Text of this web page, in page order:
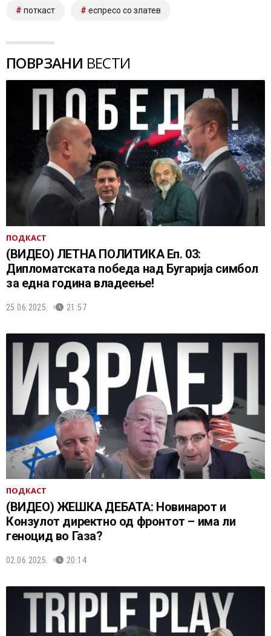
поткаст еспресо со златев
ПОВРЗАНИ ВЕСТИ
ПОДКАСТ
(ВИДЕО) ЛЕТНА ПОЛИТИКА Еп. 03:
Дипломатската победа над Бугарија симбол
за една година владеење!
25.06.2025. 21:57
ПОДКАСТ
(ВИДЕО) ЖЕШКА ДЕБАТА: Новинарот и
Конзулот директно од фронтот – има ли
геноцид во Газа?
02.06.2025. 20:14